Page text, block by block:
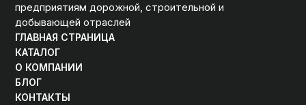
предприятиям дорожной, строительной и
добывающей отраслей
ГЛАВНАЯ СТРАНИЦА
КАТАЛОГ
О КОМПАНИИ
БЛОГ
КОНТАКТЫ